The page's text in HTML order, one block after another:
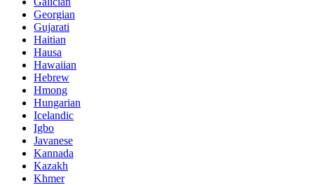
Georgian
Gujarati
Haitian
Hausa
Hawaiian
Hebrew
Hmong
Hungarian
Icelandic
Igbo
Javanese
Kannada
Kazakh
Khmer